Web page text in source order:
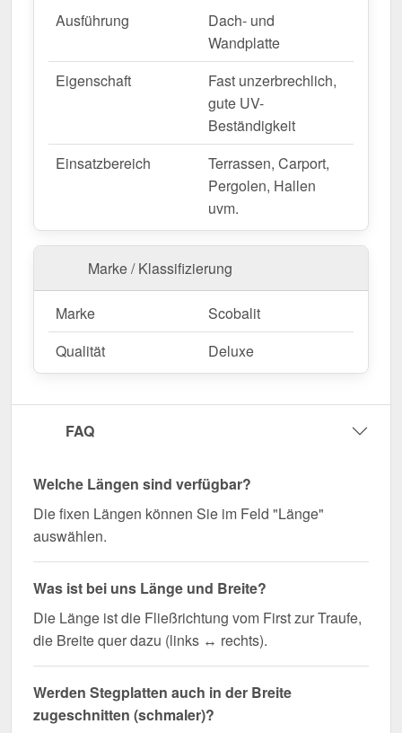
Wegen Sonderanfertigung vom Widerruf ausgeschlossen
Ausführung
Dach- und
Wandplatte
Eigenschaft
Fast unzerbrechlich,
gute UV-
Beständigkeit
Einsatzbereich
Terrassen, Carport,
Pergolen, Hallen
uvm.
Marke / Klassifizierung
Marke
Scobalit
Qualität
Deluxe
FAQ
Welche Längen sind verfügbar?
Die fixen Längen können Sie im Feld "Länge"
auswählen.
Was ist bei uns Länge und Breite?
Die Länge ist die Fließrichtung vom First zur Traufe,
die Breite quer dazu (links ↔ rechts).
Werden Stegplatten auch in der Breite
zugeschnitten (schmaler)?